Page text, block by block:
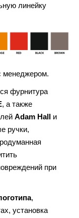
линейку
менеджером.
фурнитура
, а также
Adam Hall и
ручки,
при
,
установка